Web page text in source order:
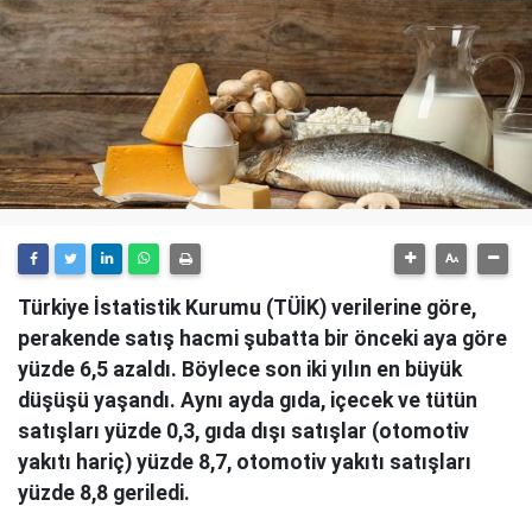
Türkiye İstatistik Kurumu (TÜİK) verilerine göre,
perakende satış hacmi şubatta bir önceki aya göre
yüzde 6,5 azaldı. Böylece son iki yılın en büyük
düşüşü yaşandı. Aynı ayda gıda, içecek ve tütün
satışları yüzde 0,3, gıda dışı satışlar (otomotiv
yakıtı hariç) yüzde 8,7, otomotiv yakıtı satışları
yüzde 8,8 geriledi.